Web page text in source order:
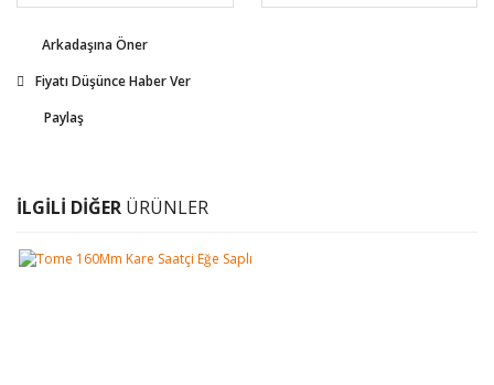
Arkadaşına Öner
Fiyatı Düşünce Haber Ver
Paylaş
İLGİLİ DİĞER ÜRÜNLER